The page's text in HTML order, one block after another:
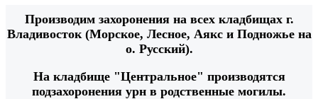
Производим захоронения на всех кладбищах г.
Владивосток (Морское, Лесное, Аякс и Подножье на
о. Русский).
На кладбище "Центральное" производятся
подзахоронения урн в родственные могилы.